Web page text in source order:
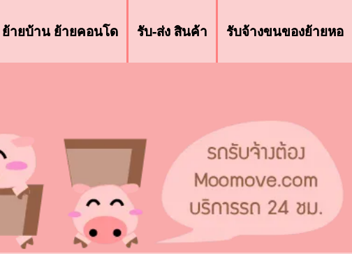
ย้ายบ้าน ย้ายคอนโด รับ-ส่ง สินค้า รับจ้างขนของย้ายหอ